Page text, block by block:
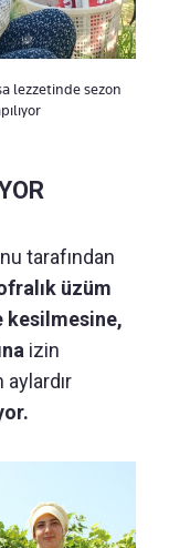
lezzetinde sezon
tarafından
üzüm
kesilmesine,
izin
aylardır